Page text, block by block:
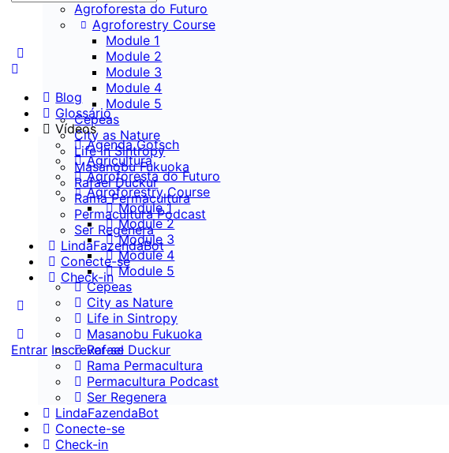
Agroforesta do Futuro
Agroforestry Course
Module 1
Module 2
Module 3
Module 4
Module 5
Cepeas
City as Nature
Life in Sintropy
Masanobu Fukuoka
Rafael Duckur
Rama Permacultura
Permacultura Podcast
Ser Regenera
LindaFazendaBot
Conecte-se
Check-in
Entrar Inscrever-se
Blog
Glossário
Vídeos
Agenda Gotsch
Agricultura
Agroforesta do Futuro
Agroforestry Course
Module 1
Module 2
Module 3
Module 4
Module 5
Cepeas
City as Nature
Life in Sintropy
Masanobu Fukuoka
Rafael Duckur
Rama Permacultura
Permacultura Podcast
Ser Regenera
LindaFazendaBot
Conecte-se
Check-in